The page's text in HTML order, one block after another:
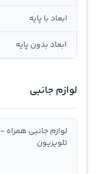
ابعاد با پایه
ابعاد بدون پایه
لوازم جانبی
لوازم جانبی همراه -
تلویزیون